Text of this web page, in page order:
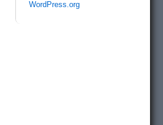
WordPress.org